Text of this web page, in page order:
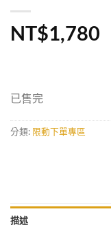
NT$1,780
已售完
分類: 限動下單專區
描述